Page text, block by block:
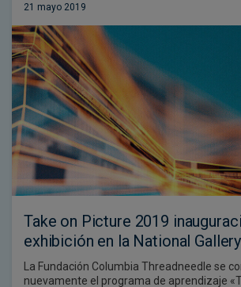
21 mayo 2019
Take on Picture 2019
exhibición en la National
La Fundación Columbia Threadneedle se
nuevamente el programa de aprendizaje